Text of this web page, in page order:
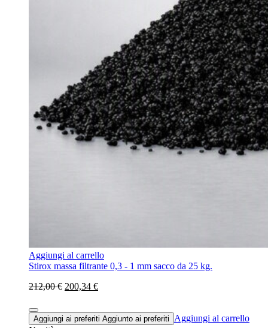
Aggiungi al carrello
Stirox massa filtrante 0,3 - 1 mm sacco da 25 kg.
212,00 € 200,34 €
Aggiungi ai preferiti Aggiunto ai preferiti
Aggiungi al carrello